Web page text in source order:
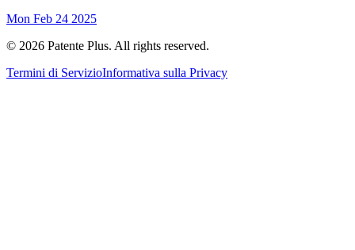
Mon Feb 24 2025
© 2026 Patente Plus. All rights reserved.
Termini di ServizioInformativa sulla Privacy